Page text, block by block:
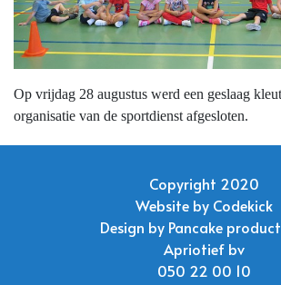
Op vrijdag 28 augustus werd een geslaag
organisatie van de sportdienst afgesloten.
Copyright 2020
Website by Codekick
Design by Pancake
Apriotief bv
050 22 00 10